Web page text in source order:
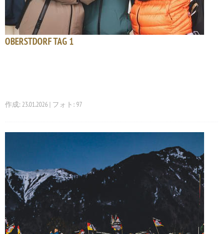
OBERSTDORF TAG 1
作成: 23.01.2026 | フォト: 97